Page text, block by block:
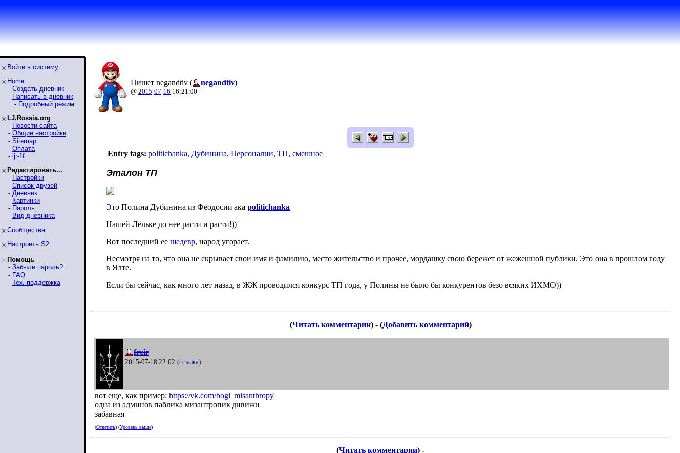
Войти в систему
Home
- Создать дневник
- Написать в дневник
- Подробный режим
LJ.Rossia.org
- Новости сайта
- Общие настройки
- Sitemap
- Оплата
- ljr-fif
Редактировать...
- Настройки
- Список друзей
- Дневник
- Картинки
- Пароль
- Вид дневника
Сообщества
Настроить S2
Помощь
- Забыли пароль?
- FAQ
- Тех. поддержка
Пишет negandtiv ( negandtiv)
@ 2015-07-16 16:21:00
Entry tags: politichanka, Дубинина, Персоналии, ТП, смешное
Эталон ТП
Это Полина Дубинина из Феодосии ака politichanka
Нашей Лёльке до нее расти и расти!))
Вот последний ее шедевр, народ угорает.
Несмотря на то, что она не скрывает свои имя и фамилию, место жительство и прочее, мордашку свою бережет от жежешной публики. Это она в прошлом году
в Ялте.
Если бы сейчас, как много лет назад, в ЖЖ проводился конкурс ТП года, у Полины не было бы конкурентов безо всяких ИХМО))
(Читать комментарии) - (Добавить комментарий)
freir
2015-07-18 22:02 (ссылка)
вот еще, как пример: https://vk.com/bogi_misanthropy
одна из админов паблика мизантропик дивижн
забавная
(Ответить) (Уровень выше)
(Читать комментарии) -